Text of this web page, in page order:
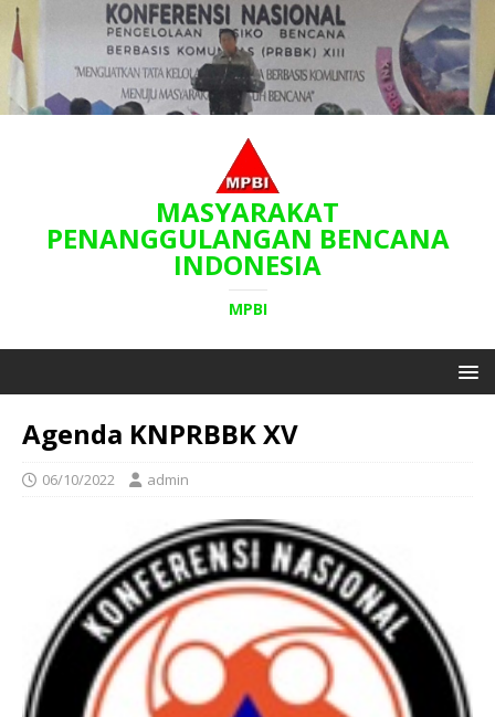
MASYARAKAT
PENANGGULANGAN BENCANA
INDONESIA
MPBI
Agenda KNPRBBK XV
06/10/2022 admin